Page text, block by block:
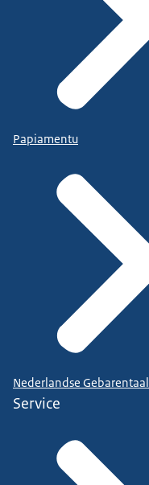
Papiamentu
Nederlandse Gebarentaal
Service